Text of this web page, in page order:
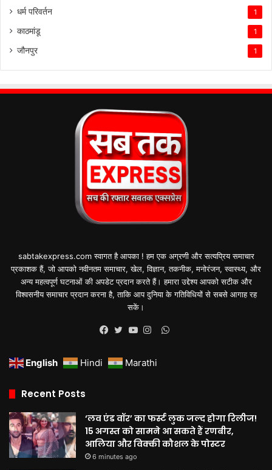
धर्म परिवर्तन 1
काठमांडू 1
जौनपुर 1
sabtakexpress.com स्वागत है आपका ! हम एक अग्रणी और सत्यप्रिय समाचार
प्रकाशक हैं, जो आपको नवीनतम समाचार, खेल, विज्ञान, तकनीक, मनोरंजन, स्वास्थ्य, और
अन्य महत्वपूर्ण घटनाओं की अपडेट प्रदान करते हैं। हमारा उद्देश्य आपको सटीक और
विश्वसनीय समाचार प्रदान करना है, ताकि आप दुनिया के गतिविधियों से सबसे आगाह रह
सकें।
WhatsApp
English Hindi Marathi
Recent Posts
‘लव एंड वॉर’ का फर्स्ट लुक जल्द होगा रिलीज!
15 अगस्त को सामने आ सकते हैं रणबीर,
आलिया और विक्की कौशल के पोस्टर
6 minutes ago